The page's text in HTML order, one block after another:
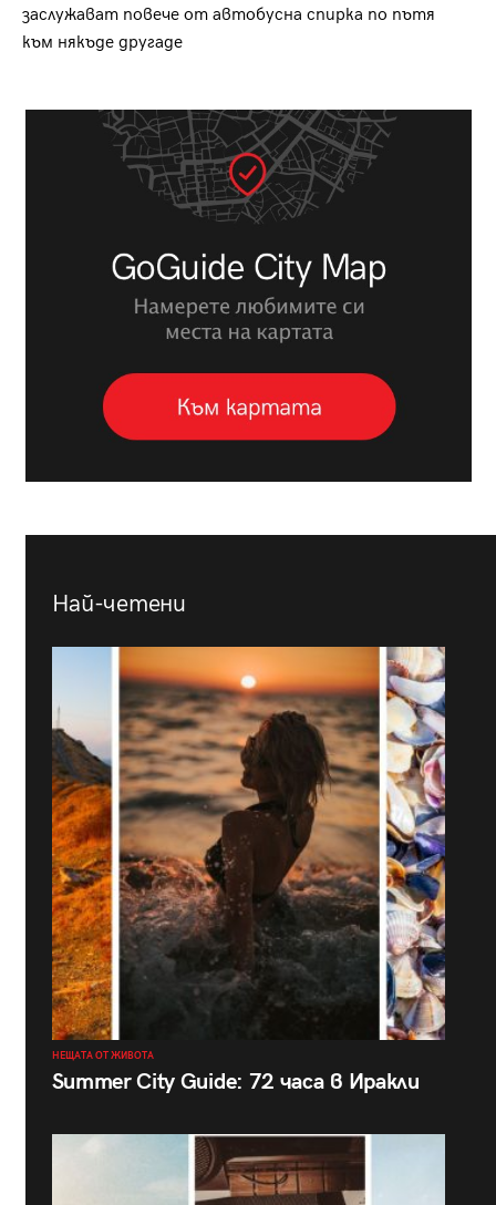
заслужават повече от автобусна спирка по пътя
към някъде другаде
Най-четени
НЕЩАТА ОТ ЖИВОТА
Summer City Guide: 72 часа в Иракли